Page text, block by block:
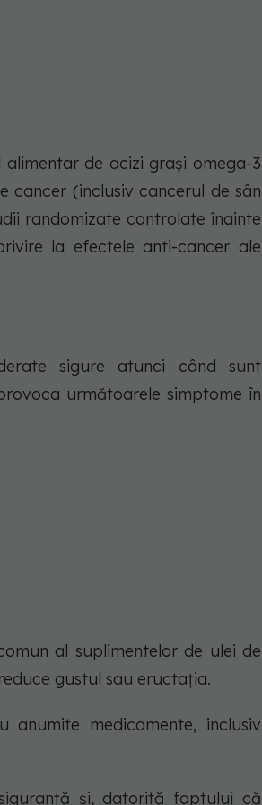
de acizi grași omega-3
(inclusiv cancerul de sân
randomizate controlate înainte
la efectele anti-cancer ale
sigure atunci când sunt
următoarele simptome în
al suplimentelor de ulei de
gustul sau eructația.
medicamente, inclusiv
și, datorită faptului că